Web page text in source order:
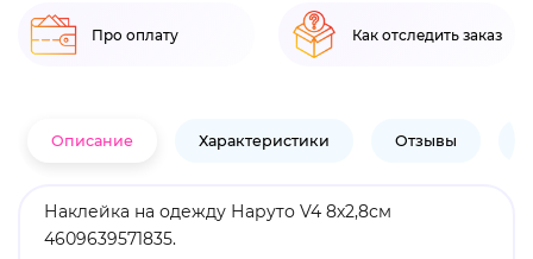
Про оплату Как отследить заказ
Описание Характеристики Отзывы
Наклейка на одежду Наруто V4 8х2,8см
4609639571835.